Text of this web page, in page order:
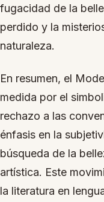
fugacidad de la
perdido y la
naturaleza.
En resumen, el
medida por el
rechazo a las
énfasis en la
búsqueda de la
artística. Este
la literatura en